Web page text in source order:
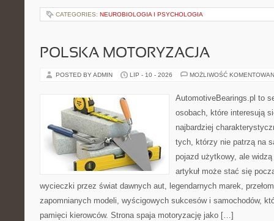
CATEGORIES: NEUROBIOLOGIA I PSYCHOLOGIA
POLSKA MOTORYZACJA
POSTED BY ADMIN LIP - 10 - 2026 MOŻLIWOŚĆ
AutomotiveBearings.pl to
osobach, które interesują
najbardziej
tych, którzy nie patrzą na
pojazd użytkowy, ale
artykuł może stać się
wycieczki przez świat dawnych aut, legendarnych marek,
zapomnianych modeli, wyścigowych sukcesów i samochodów,
pamięci kierowców. Strona spaja motoryzację jako […]